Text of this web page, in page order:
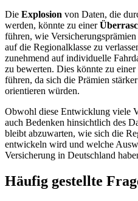
Die Explosion von Daten, die
werden, könnte zu einer
führen, wie
auf die Regionalklasse zu
zunehmend auf individuelle
zu bewerten. Dies könnte zu
führen, da sich die Prämien
orientieren würden.
Obwohl diese Entwicklung viele
auch Bedenken hinsichtlich des
bleibt abzuwarten, wie sich die
entwickeln wird und welche
Versicherung in Deutschland
Häufig gestellte